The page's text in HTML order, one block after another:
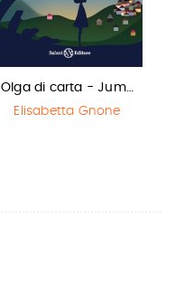
Olga di carta - Jum…
Elisabetta Gnone